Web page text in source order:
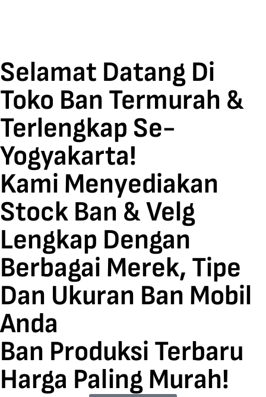
Selamat Datang Di
Toko Ban Termurah &
Terlengkap Se-
Yogyakarta!
Kami Menyediakan
Stock Ban & Velg
Lengkap Dengan
Berbagai Merek, Tipe
Dan Ukuran Ban Mobil
Anda
Ban Produksi Terbaru
Harga Paling Murah!